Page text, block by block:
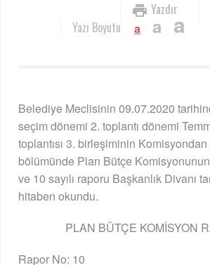
Yazdır
Yazı Boyutu
a a a
Belediye Meclisinin 09.07.2020
seçim dönemi 2. toplantı dönemi
toplantısı 3. birleşiminin
bölümünde Plan Bütçe
ve 10 sayılı raporu Başkanlık Divanı
hitaben okundu.
PLAN BÜTÇE KOMİSYON
Rapor No: 10